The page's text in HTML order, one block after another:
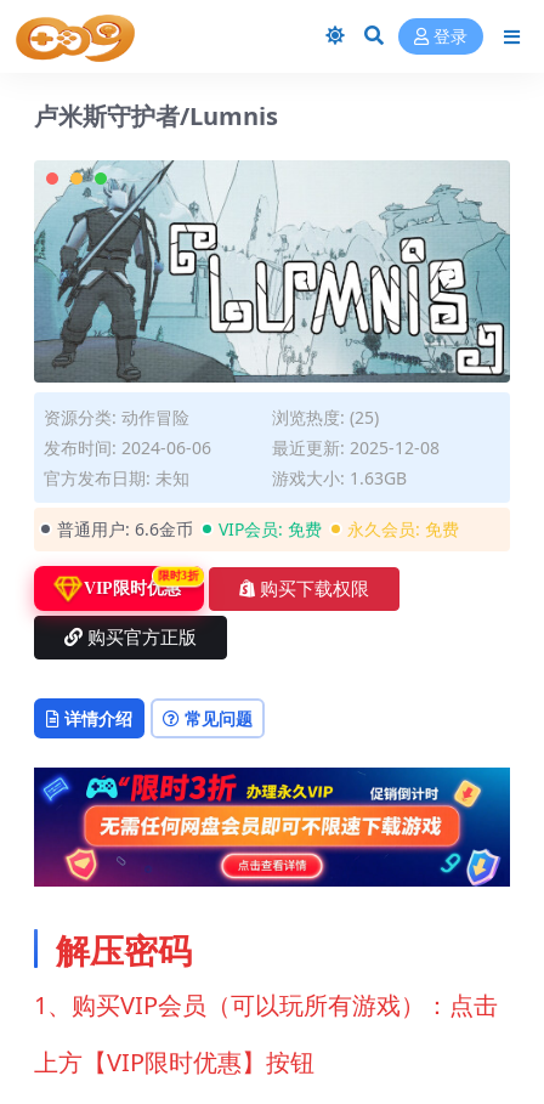
登录
卢米斯守护者/Lumnis
资源分类: 动作冒险
浏览热度: (25)
发布时间: 2024-06-06
最近更新: 2025-12-08
官方发布日期: 未知
游戏大小: 1.63GB
普通用户: 6.6金币 VIP会员: 免费 永久会员: 免费
VIP限时优惠
限时3折
购买下载权限
购买官方正版
详情介绍 常见问题
解压密码
1、购买VIP会员（可以玩所有游戏）：点击
上方【VIP限时优惠】按钮